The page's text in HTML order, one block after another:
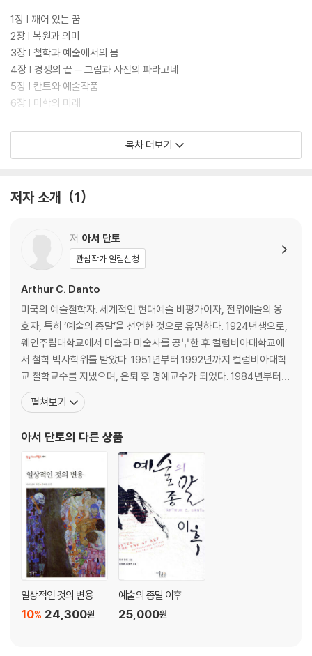
1장 | 깨어 있는 꿈
2장 | 복원과 의미
3장 | 철학과 예술에서의 몸
4장 | 경쟁의 끝 ─ 그림과 사진의 파라고네
5장 | 칸트와 예술작품
6장 | 미학의 미래
참고문헌
찾아보기
목차 더보기
저자 소개 1
저 아서 단토
관심작가 알림신청
Arthur C. Danto
미국의 예술철학자. 세계적인 현대예술 비평가이자, 전위예술의 옹
호자, 특히 ‘예술의 종말’을 선언한 것으로 유명하다. 1924년생으로,
웨인주립대학교에서 미술과 미술사를 공부한 후 컬럼비아대학교에
서 철학 박사학위를 받았다. 1951년부터 1992년까지 컬럼비아대학
교 철학교수를 지냈으며, 은퇴 후 명예교수가 되었다. 1984년부터 2
009년까지 『네이션』지의 예술평론가로 활약했으며, 『철학저널』 『아
트포럼』 등의 편집을 맡았고, 미국철학회장과 미국미학회장을 역임
것을 예술로 만드는가’ ‘예술이란 무엇인가’
펼쳐보기
아서 단토의 다른 상품
일상적인 것의 변용
24,300원
10%
예술의 종말 이후
25,000원